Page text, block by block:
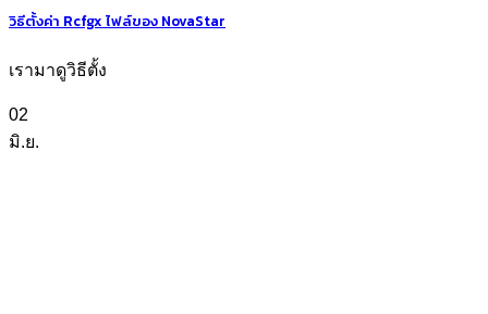
วิธีตั้งค่า Rcfgx ไฟล์ของ NovaStar
เรามาดูวิธีตั้ง
02
มิ.ย.